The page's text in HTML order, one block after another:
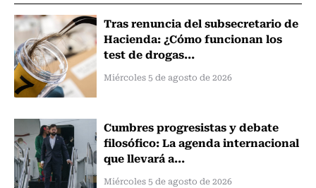
Tras renuncia del subsecretario de
Hacienda: ¿Cómo funcionan los
test de drogas...
Miércoles 5 de agosto de 2026
Cumbres progresistas y debate
filosófico: La agenda internacional
que llevará a...
Miércoles 5 de agosto de 2026